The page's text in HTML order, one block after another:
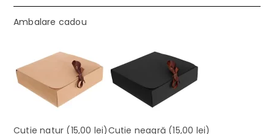
Ambalare cadou
Cutie natur (15,00 lei)Cutie neagră (15,00 lei)